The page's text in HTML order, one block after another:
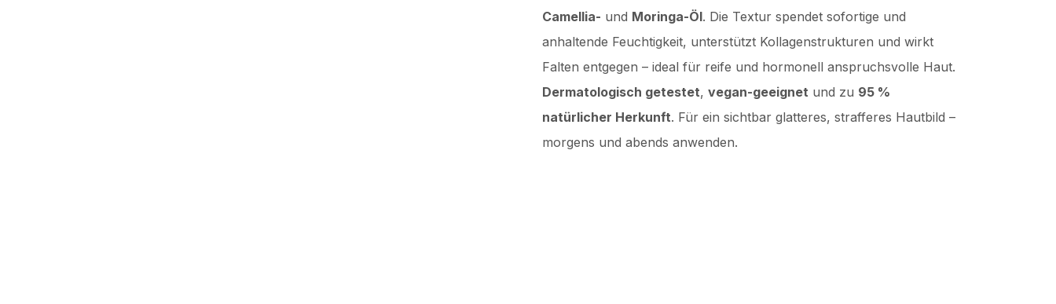
Camellia- und Moringa-Öl. Die Textur spendet sofortige und
anhaltende Feuchtigkeit, unterstützt Kollagenstrukturen und wirkt
Falten entgegen – ideal für reife und hormonell anspruchsvolle Haut.
Dermatologisch getestet, vegan-geeignet und zu 95 %
natürlicher Herkunft. Für ein sichtbar glatteres, strafferes Hautbild –
morgens und abends anwenden.